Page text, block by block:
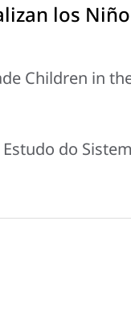
los
Children in
do